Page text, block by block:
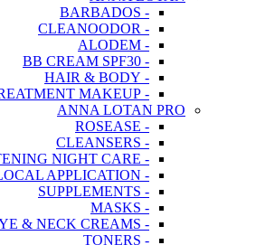
- BARBADOS
- CLEANOODOR
- ALODEM
- BB CREAM SPF30
- HAIR & BODY
- TREATMENT MAKEUP
ANNA LOTAN PRO
- ROSEASE
- CLEANSERS
- BRIGHTENING NIGHT CARE
- LOCAL APPLICATION
- SUPPLEMENTS
- MASKS
- EYE & NECK CREAMS
- TONERS